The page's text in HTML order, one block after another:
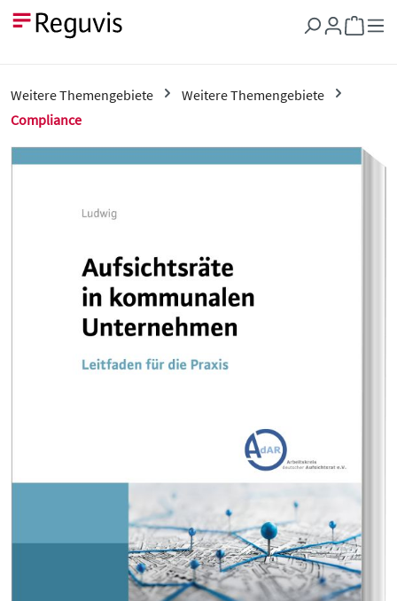
Zum Hauptinhalt springen
Weitere Themengebiete
Weitere Themengebiete
Compliance